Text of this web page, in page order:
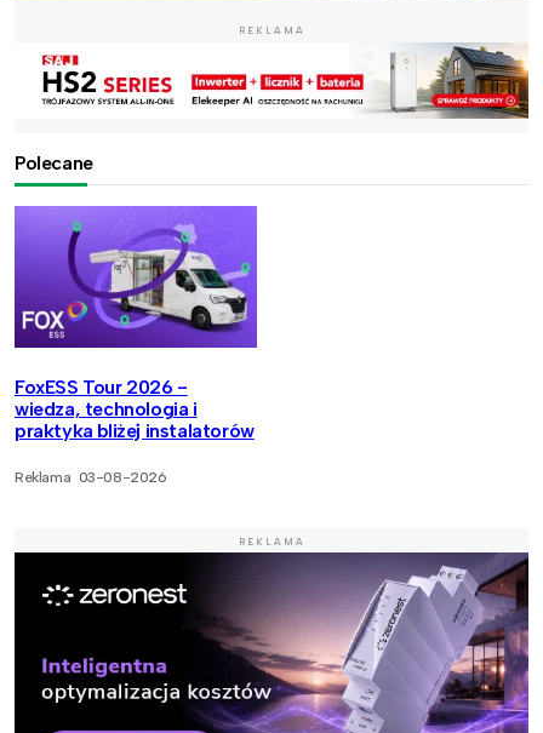
REKLAMA
Polecane
FoxESS Tour 2026 -
wiedza, technologia i
praktyka bliżej instalatorów
Reklama 03-08-2026
REKLAMA